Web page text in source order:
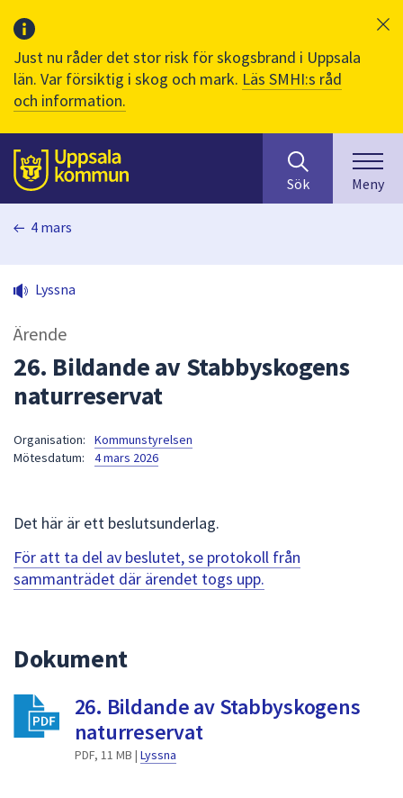
Just nu råder det stor risk för skogsbrand i Uppsala
län. Var försiktig i skog och mark. Läs SMHI:s råd
och information.
Till sidans
huvudinnehåll
efter
innehåll
på
sökfältet
kommer
för
att
navigera
för
Sök Meny
4 mars
Lyssna
Ärende
26. Bildande av Stabbyskogens
naturreservat
Organisation:
Kommunstyrelsen
Mötesdatum:
4 mars 2026
Det här är ett beslutsunderlag.
För att ta del av beslutet, se protokoll från
sammanträdet där ärendet togs upp.
Dokument
26. Bildande av Stabbyskogens
naturreservat
PDF, 11 MB | Lyssna